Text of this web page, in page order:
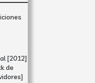
[2012]
de